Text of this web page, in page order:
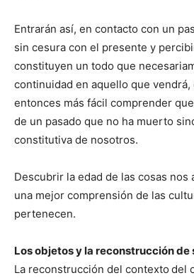
Entrarán así, en contacto con un
sin cesura con el presente y
constituyen un todo que
continuidad en aquello que
entonces más fácil comprender
de un pasado que no ha muerto
constitutiva de nosotros.
Descubrir la edad de las cosas nos
una mejor comprensión de las
pertenecen.
Los objetos y la reconstrucción de
La reconstrucción del contexto del